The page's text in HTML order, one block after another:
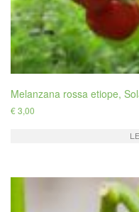
Melanzana rossa etiope,
€3,00